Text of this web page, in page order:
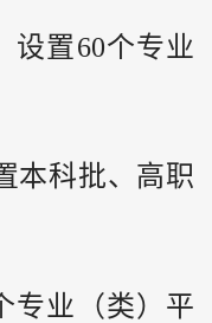
设置60个专业
本科批、高职
专业（类）平